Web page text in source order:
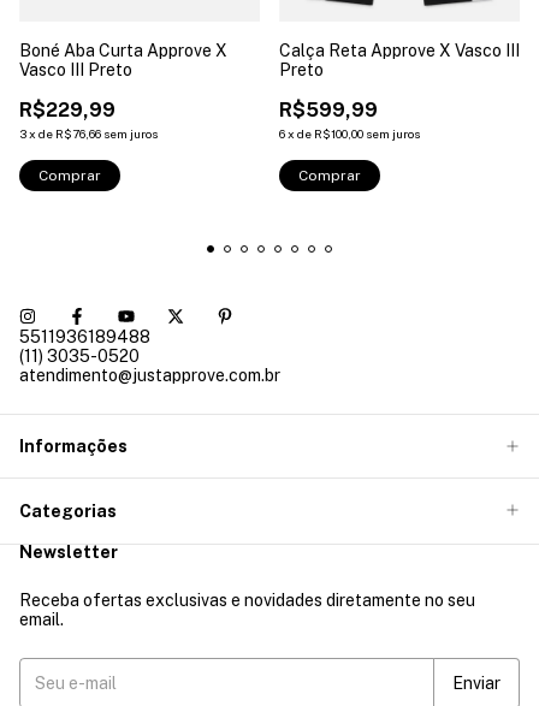
Boné Aba Curta Approve X
Vasco III Preto
R$229,99
3x de R$76,66 sem juros
Comprar
Calça Reta Approve X Vasco III
Preto
R$599,99
6x de R$100,00 sem juros
Comprar
5511936189488
(11) 3035-0520
atendimento@justapprove.com.br
Informações
Categorias
Newsletter
Receba ofertas exclusivas e novidades diretamente no seu
email.